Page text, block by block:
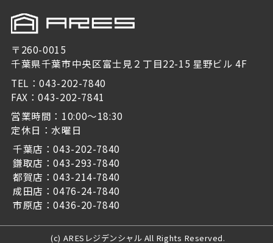
〒260-0015
千葉県千葉市中央区富士見２丁目22-15 星野ビル 4F
TEL：043-202-7840
FAX：043-202-7841
営業時間：10:00～18:30
定休日：水曜日
千葉店：043-202-7840
鎌取店：043-293-7840
都賀店：043-214-7840
成田店：0476-24-7840
市原店：0436-20-7840
(c) ARESレジデンシャル All Rights Reserved.